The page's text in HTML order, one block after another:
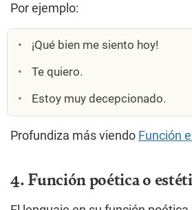
Por ejemplo:
¡Qué bien me siento hoy!
Te quiero.
Estoy muy decepcionado.
Profundiza más viendo Función
4. Función poética o